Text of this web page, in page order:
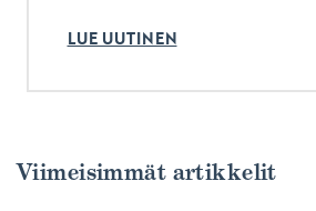
LUE UUTINEN
Viimeisimmät artikkelit